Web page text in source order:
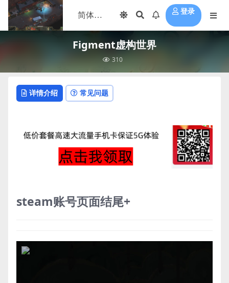
登录
Figment虚构世界
310
详情介绍 常见问题
steam账号页面结尾+